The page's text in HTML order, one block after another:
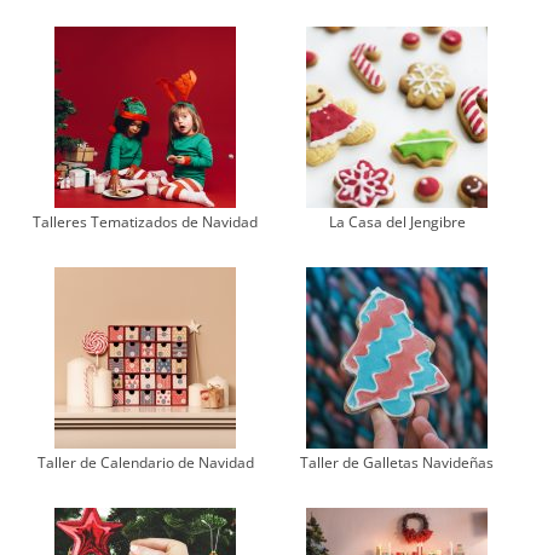
Talleres Tematizados de Navidad La Casa del Jengibre
Taller de Calendario de Navidad Taller de Galletas Navideñas